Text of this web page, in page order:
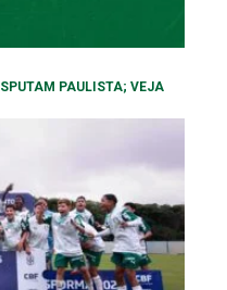
PAULISTA; VEJA